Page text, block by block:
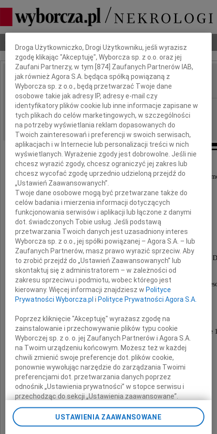
Nekrologi Odeszli Poradnik pogrzebowy
IMIĘ I NAZWISKO: Jacek Cwynar
REGION: Wrocław
DATA EMISJI: 22.05.2026
Z głębokim żalem i smutkiem przyjęliśmy
o śmierci naszego Przyjaciela
Dr Jacka Cwynara
Wieloletniego ordynatora Oddziału Radioterapii Ginekologicznej
Był wspaniałym, życzliwym człowiekiem, zawsze gotowym
Pogodny, uśmiechnięty, dowcipny.
Taki pozostanie w naszej pamięci.
Pogrzeb odbędzie się 22 maja 2026 roku o godzinie
na Cmentarzu Osobowickim
Dbamy o Twoją prywatność
Droga Użytkowniczko, Drogi Użytkowniku, jeśli wyrazisz
zgodę klikając "Akceptuję", Wyborcza sp. z o.o. oraz jej
Zaufani Partnerzy, w tym [874 ] Zaufanych Partnerów IAB,
jak również Agora S.A. będąca spółką powiązaną z
Wyborcza sp. z o.o., będą przetwarzać Twoje dane
osobowe takie jak adresy IP, adresy e-mail czy
identyfikatory plików cookie lub inne informacje zapisane w
tych plikach do celów marketingowych, w szczególności
na potrzeby wyświetlania reklam dopasowanych do
Twoich zainteresowań i preferencji w swoich serwisach,
aplikacjach i w Internecie lub personalizacji treści w nich
wyświetlanych. Wyrażenie zgody jest dobrowolne. Jeśli nie
chcesz wyrazić zgody, chcesz ograniczyć jej zakres lub
chcesz wycofać zgodę uprzednio udzieloną przejdź do
„Ustawień Zaawansowanych”.
Twoje dane osobowe mogą być przetwarzane także do
celów badania i mierzenia informacji dotyczących
funkcjonowania serwisów i aplikacji lub łączone z danymi
dot. świadczonych Tobie usług. Jeśli podstawą
przetwarzania Twoich danych jest uzasadniony interes
Wyborcza sp. z o.o., jej spółki powiązanej – Agora S.A. – lub
Zaufanych Partnerów, masz prawo wyrazić sprzeciw. Aby
to zrobić przejdź do „Ustawień Zaawansowanych” lub
skontaktuj się z administratorem – w zależności od
zakresu sprzeciwu i podmiotu, wobec którego jest
kierowany. Więcej informacji znajdziesz w Polityce
Prywatności Wyborcza.pl i Polityce Prywatności Agora S.A.
Poprzez kliknięcie "Akceptuję" wyrażasz zgodę na
zainstalowanie i przechowywanie plików typu cookie
Wyborczej sp. z o. o. jej Zaufanych Partnerów i Agora S.A.
na Twoim urządzeniu końcowym. Możesz też w każdej
chwili zmienić swoje preferencje dot. plików cookie,
ponownie wywołując narzędzie do zarządzania Twoimi
preferencjami dot. przetwarzania danych poprzez
odnośnik „Ustawienia prywatności” w stopce serwisu i
przechodząc do sekcji „Ustawienia zaawansowane”.
Zmiana ustawień plików cookie możliwa jest także za
pomocą ustawień przeglądarki.
USTAWIENIA ZAAWANSOWANE